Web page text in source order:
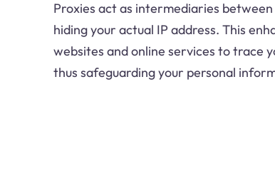
Proxies act as intermediaries
hiding your actual IP address. This
websites and online services to trace
thus safeguarding your personal